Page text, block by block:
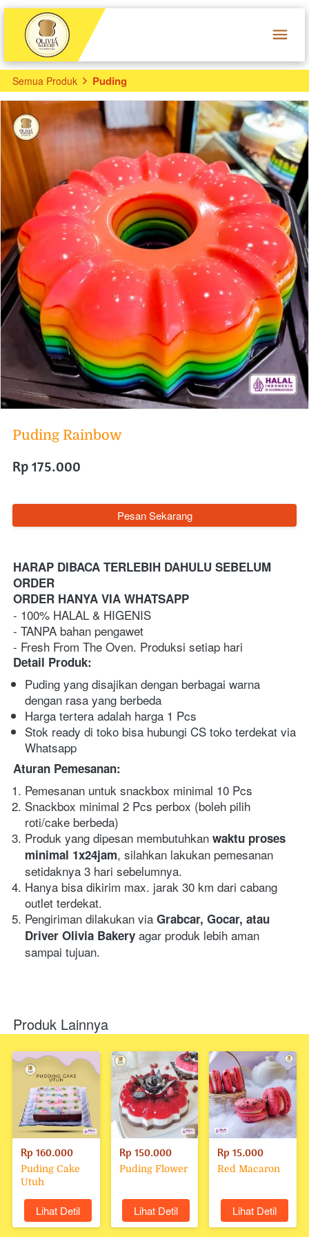
Semua Produk Puding
Puding Rainbow
Rp 175.000
`Pesan Sekarang
HARAP DIBACA TERLEBIH DAHULU SEBELUM
ORDER
ORDER HANYA VIA WHATSAPP
- 100% HALAL & HIGENIS
- TANPA bahan pengawet
- Fresh From The Oven. Produksi setiap hari
Detail Produk:
Puding yang disajikan dengan berbagai warna
dengan rasa yang berbeda
Harga tertera adalah harga 1 Pcs
Stok ready di toko bisa hubungi CS toko terdekat via
Whatsapp
Aturan Pemesanan:
Pemesanan untuk snackbox minimal 10 Pcs
Snackbox minimal 2 Pcs perbox (boleh pilih
roti/cake berbeda)
Produk yang dipesan membutuhkan waktu proses
minimal 1x24jam, silahkan lakukan pemesanan
setidaknya 3 hari sebelumnya.
Hanya bisa dikirim max. jarak 30 km dari cabang
outlet terdekat.
Pengiriman dilakukan via Grabcar, Gocar, atau
Driver Olivia Bakery agar produk lebih aman
sampai tujuan.
Produk Lainnya
Rp 160.000
Puding Cake
Utuh
`Lihat Detil
Rp 150.000
Puding Flower
`Lihat Detil
Rp 15.000
Red Macaron
`Lihat Detil